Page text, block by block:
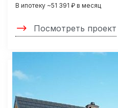
В ипотеку ~51 391 ₽ в месяц
Посмотреть проект